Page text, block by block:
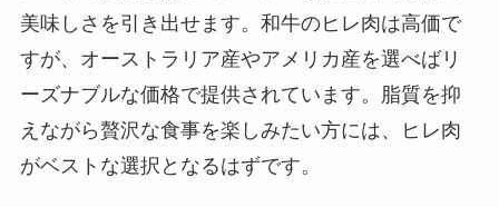
美味しさを引き出せます。和牛のヒレ肉は高価で
すが、オーストラリア産やアメリカ産を選べばリ
ーズナブルな価格で提供されています。脂質を抑
えながら贅沢な食事を楽しみたい方には、ヒレ肉
がベストな選択となるはずです。